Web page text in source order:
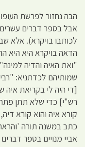
הבה נחזור לפרשת
אבל בספר דברים
לכותבו בויקרא). אלא
הדאה בויקרא היא היא
"ואת האיה והדיה
שמותיהם לכדתניא:
[די היה לי בקריאת איה
רש"י] כדי שלא תתן
קורא איה והוא קורא
כתב במשנה תורה
אביי מנויים בספר דברים רק 20